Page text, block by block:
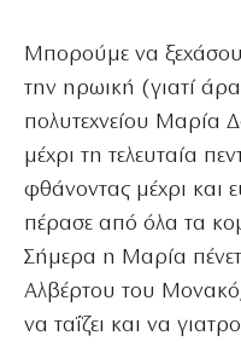
Μπορούμε να
την ηρωική (γιατί
πολυτεχνείου Μαρία
μέχρι τη τελευταία
φθάνοντας μέχρι και
πέρασε από όλα τα
Σήμερα η Μαρία
Αλβέρτου του Μονακό,
να ταΐζει και να